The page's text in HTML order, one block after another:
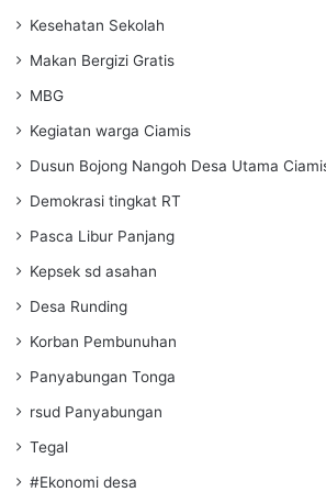
Kesehatan Sekolah
Makan Bergizi Gratis
MBG
Kegiatan warga Ciamis
Dusun Bojong Nangoh Desa Utama
Demokrasi tingkat RT
Pasca Libur Panjang
Kepsek sd asahan
Desa Runding
Korban Pembunuhan
Panyabungan Tonga
rsud Panyabungan
Tegal
#Ekonomi desa